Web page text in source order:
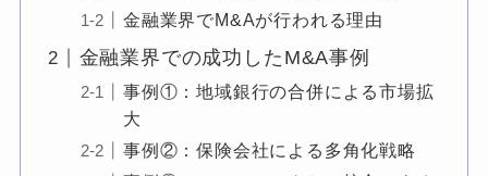
金融業界でM&Aが行われる理由
金融業界での成功したM&A事例
事例①：地域銀行の合併による市場拡
大
事例②：保険会社による多角化戦略